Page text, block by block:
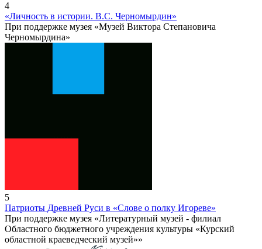
4
«Личность в истории. В.С. Черномырдин»
При поддержке музея «Музей Виктора Степановича
Черномырдина»
5
Патриоты Древней Руси в «Слове о полку Игореве»
При поддержке музея «Литературный музей - филиал
Областного бюджетного учреждения культуры «Курский
областной краеведческий музей»»